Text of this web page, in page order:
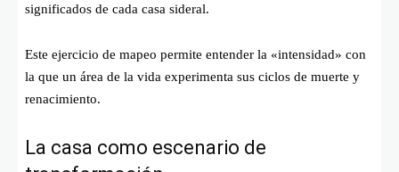
significados de cada casa sideral.
Este ejercicio de mapeo permite entender la «intensidad» con
la que un área de la vida experimenta sus ciclos de muerte y
renacimiento.
La casa como escenario de